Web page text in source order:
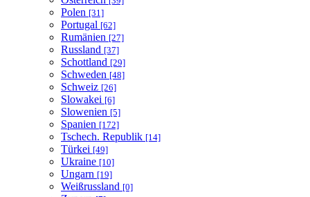
Polen [31]
Portugal [62]
Rumänien [27]
Russland [37]
Schottland [29]
Schweden [48]
Schweiz [26]
Slowakei [6]
Slowenien [5]
Spanien [172]
Tschech. Republik [14]
Türkei [49]
Ukraine [10]
Ungarn [19]
Weißrussland [0]